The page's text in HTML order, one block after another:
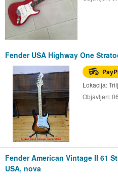
Fender USA Highway One
Lokacija:
Objavljen:
Fender American Vintage II 61
USA, nova